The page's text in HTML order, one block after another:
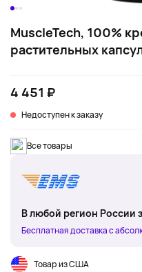
MuscleTech, 100%
растительных
4 451 ₽
Недоступен к заказу
Все товары
В любой регион России
Бесплатная доставка с
Товар из США